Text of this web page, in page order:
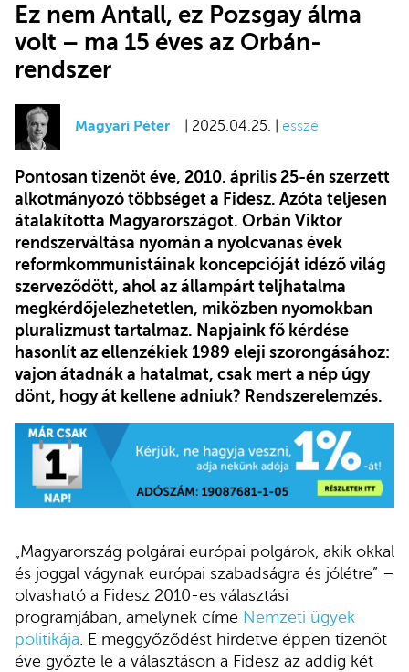
Ez nem Antall, ez Pozsgay álma
volt – ma 15 éves az Orbán-
rendszer
Magyari Péter | 2025.04.25. | esszé
Pontosan tizenöt éve, 2010. április 25-én szerzett
alkotmányozó többséget a Fidesz. Azóta teljesen
átalakította Magyarországot. Orbán Viktor
rendszerváltása nyomán a nyolcvanas évek
reformkommunistáinak koncepcióját idéző világ
szerveződött, ahol az állampárt teljhatalma
megkérdőjelezhetetlen, miközben nyomokban
pluralizmust tartalmaz. Napjaink fő kérdése
hasonlít az ellenzékiek 1989 eleji szorongásához:
vajon átadnák a hatalmat, csak mert a nép úgy
dönt, hogy át kellene adniuk? Rendszerelemzés.
„Magyarország polgárai európai polgárok, akik okkal
és joggal vágynak európai szabadságra és jólétre” –
olvasható a Fidesz 2010-es választási
programjában, amelynek címe Nemzeti ügyek
politikája. E meggyőződést hirdetve éppen tizenöt
éve győzte le a választáson a Fidesz az addig két